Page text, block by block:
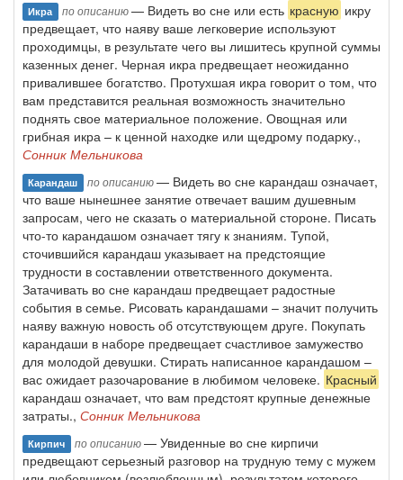
Икра по описанию— Видеть во сне или есть красную икру
предвещает, что наяву ваше легковерие используют
проходимцы, в результате чего вы лишитесь крупной суммы
казенных денег. Черная икра предвещает неожиданно
привалившее богатство. Протухшая икра говорит о том, что
вам представится реальная возможность значительно
поднять свое материальное положение. Овощная или
грибная икра – к ценной находке или щедрому подарку.,
Сонник Мельникова
Карандаш по описанию— Видеть во сне карандаш означает,
что ваше нынешнее занятие отвечает вашим душевным
запросам, чего не сказать о материальной стороне. Писать
что-то карандашом означает тягу к знаниям. Тупой,
сточившийся карандаш указывает на предстоящие
трудности в составлении ответственного документа.
Затачивать во сне карандаш предвещает радостные
события в семье. Рисовать карандашами – значит получить
наяву важную новость об отсутствующем друге. Покупать
карандаши в наборе предвещает счастливое замужество
для молодой девушки. Стирать написанное карандашом –
вас ожидает разочарование в любимом человеке. Красный
карандаш означает, что вам предстоят крупные денежные
затраты., Сонник Мельникова
Кирпич по описанию— Увиденные во сне кирпичи
предвещают серьезный разговор на трудную тему с мужем